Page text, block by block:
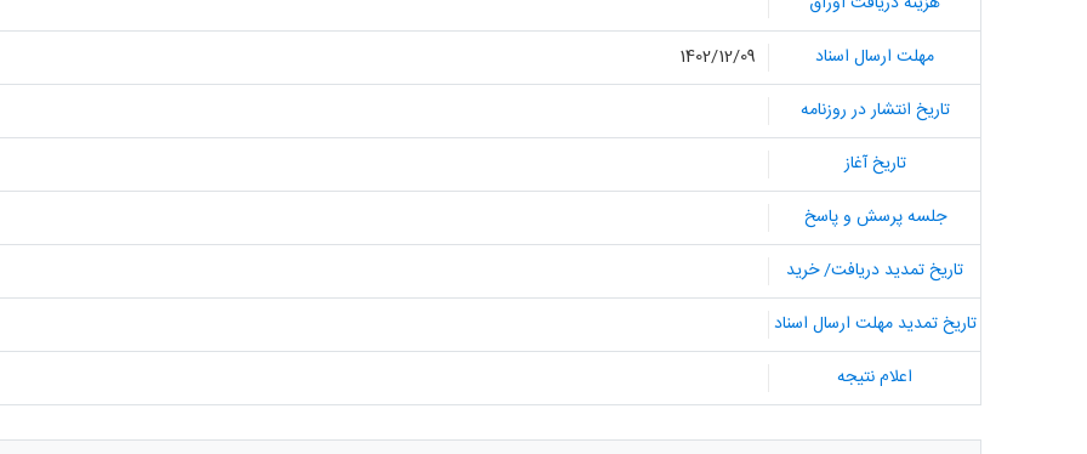
مهلت ارسال اسناد
1402/12/09
تاریخ انتشار در روزنامه
تاریخ آغاز
جلسه پرسش و پاسخ
تاریخ تمدید دریافت/ خرید
تاریخ تمدید مهلت ارسال اسناد
اعلام نتیجه